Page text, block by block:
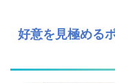
好意を見極める